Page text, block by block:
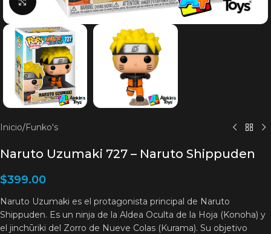
Inicio/Funko's
Naruto Uzumaki 727 – Naruto Shippuden
$399.00
Naruto Uzumaki es el protagonista principal de Naruto
Shippuden. Es un ninja de la Aldea Oculta de la Hoja (Konoha) y
el jinchūriki del Zorro de Nueve Colas (Kurama). Su objetivo